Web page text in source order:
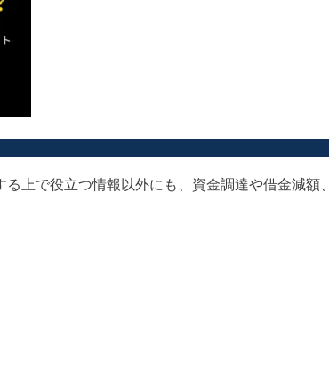
上で役立つ情報以外にも、資金調達や借金減